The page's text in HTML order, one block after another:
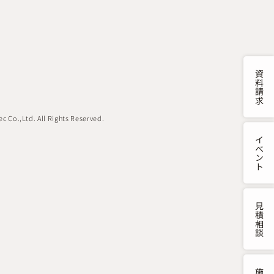
資料請求
イベント
見積・相談
Co.,Ltd. All Rights Reserved.